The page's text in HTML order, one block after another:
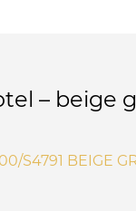
– beige
S4791 BEIGE